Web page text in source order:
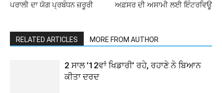
ਪਰਾਲੀ ਦਾ ਯੋਗ ਪ੍ਰਬੰਧਨ ਜ਼ਰੂਰੀ
ਅਫ਼ਸਰ ਦੀ ਅਸਾਮੀ ਲਈ ਇੰਟਰਵਿਊ
RELATED ARTICLES MORE FROM AUTHOR
2 ਸਾਲ ’12ਵਾਂ ਖਿਡਾਰੀ’ ਰਹੇ, ਰਹਾਣੇ ਨੇ ਬਿਆਨ
ਕੀਤਾ ਦਰਦ